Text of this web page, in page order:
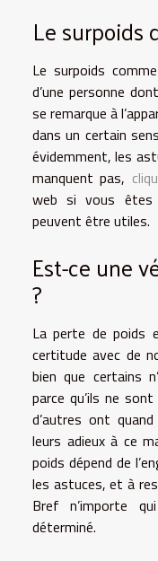
Le surpoids
Le surpoids
d’une personne
se remarque à
dans un certain
évidemment, les
manquent pas,
web si vous êtes
peuvent être utiles.
Est-ce une
?
La perte de poids
certitude avec de
bien que certains
parce qu’ils ne
d’autres ont
leurs adieux à ce
poids dépend de
les astuces, et à
Bref n’importe
déterminé.